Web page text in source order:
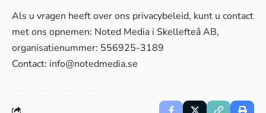
Als u vragen heeft over ons privacybeleid, kunt u contact
met ons opnemen: Noted Media i Skellefteå AB,
organisatienummer: 556925-3189
Contact: info@notedmedia.se